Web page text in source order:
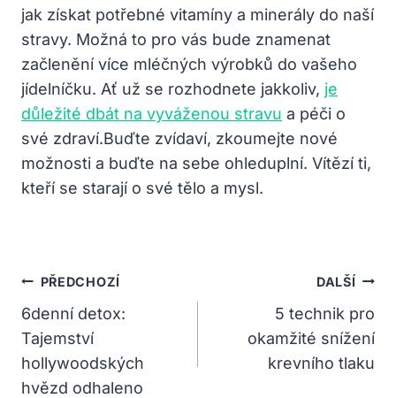
jak získat potřebné vitamíny a minerály do naší
stravy. Možná to pro vás bude znamenat
začlenění více mléčných výrobků do vašeho
jídelníčku. Ať už se rozhodnete jakkoliv, je
důležité dbát na vyváženou stravu a péči o
své zdraví.Buďte zvídaví, zkoumejte nové
možnosti a buďte na sebe ohleduplní. Vítězí ti,
kteří se starají o své tělo a mysl.
Navigace
Pro
Příspěvek
PŘEDCHOZÍ
6denní detox:
Tajemství
hollywoodských
hvězd odhaleno
DALŠÍ
5 technik pro
okamžité snížení
krevního tlaku